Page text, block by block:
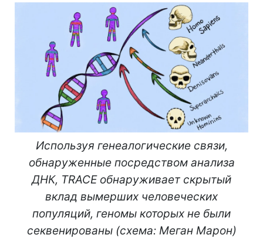
Используя генеалогические связи,
обнаруженные посредством анализа
ДНК, TRACE обнаруживает скрытый
вклад вымерших человеческих
популяций, геномы которых не были
секвенированы (схема: Меган Марон)